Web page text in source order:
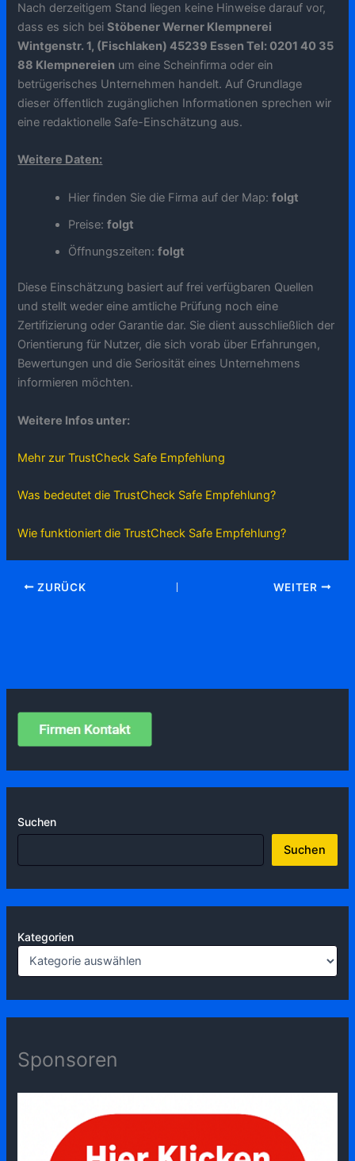
Suchen
Suchen
Kategorien
Sponsoren
Nach derzeitigem Stand liegen keine Hinweise darauf vor,
dass es sich bei Stöbener Werner Klempnerei
Wintgenstr. 1, (Fischlaken) 45239 Essen Tel: 0201 40 35
88 Klempnereien um eine Scheinfirma oder ein
betrügerisches Unternehmen handelt. Auf Grundlage
dieser öffentlich zugänglichen Informationen sprechen wir
eine redaktionelle Safe-Einschätzung aus.
Weitere Daten:
Hier finden Sie die Firma auf der Map:folgt
Preise:folgt
Öffnungszeiten:folgt
Diese Einschätzung basiert auf frei verfügbaren Quellen
und stellt weder eine amtliche Prüfung noch eine
Zertifizierung oder Garantie dar. Sie dient ausschließlich der
Orientierung für Nutzer, die sich vorab über Erfahrungen,
Bewertungen und die Seriosität eines Unternehmens
informieren möchten.
Weitere Infos unter:
Mehr zur TrustCheck Safe Empfehlung
Was bedeutet die TrustCheck Safe Empfehlung?
Wie funktioniert die TrustCheck Safe Empfehlung?
ZURÜCK WEITER